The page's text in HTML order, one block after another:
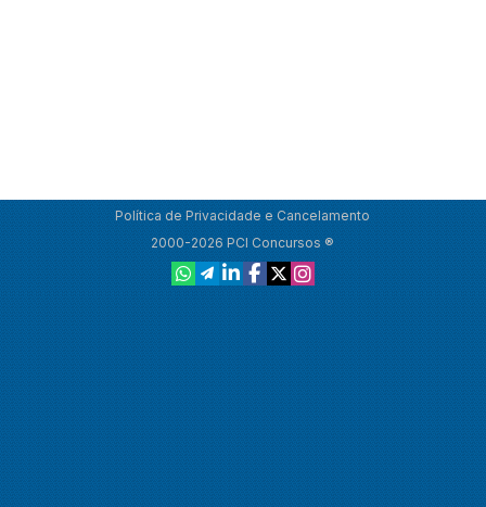
Política de Privacidade e Cancelamento
2000-2026 PCI Concursos ®